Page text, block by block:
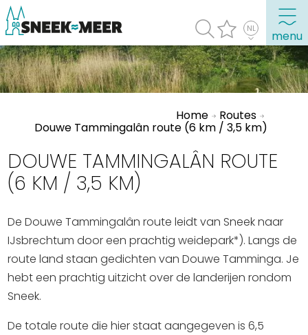
menu
Over Sneek
Uitgelicht
Toeristische informatie
Bezienswaardigheden
Winkelen, uitgaan en doen
Eten, drinken & uitgaan
Overnachten
Home Routes
Douwe Tammingalân route (6 km / 3,5 km)
DOUWE TAMMINGALÂN ROUTE
(6 KM / 3,5 KM)
De Douwe Tammingalân route leidt van Sneek naar
IJsbrechtum door een prachtig weidepark*). Langs de
route land staan gedichten van Douwe Tamminga. Je
hebt een prachtig uitzicht over de landerijen rondom
Sneek.
De totale route die hier staat aangegeven is 6,5